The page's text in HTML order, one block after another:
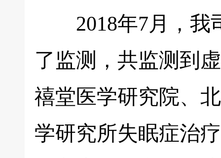
2018年7月，我司
了监测，共监测到
禧堂医学研究院、
学研究所失眠症治